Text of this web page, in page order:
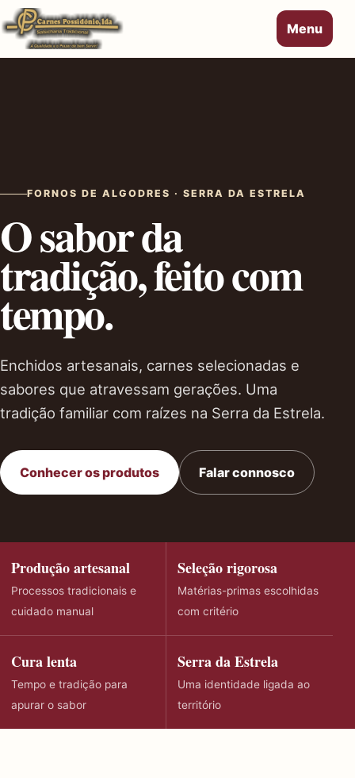
Menu
FORNOS DE ALGODRES · SERRA DA ESTRELA
O sabor da
tradição, feito com
tempo.
Enchidos artesanais, carnes selecionadas e
sabores que atravessam gerações. Uma
tradição familiar com raízes na Serra da Estrela.
Conhecer os produtos Falar connosco
Produção artesanal
Processos tradicionais e
cuidado manual
Seleção rigorosa
Matérias-primas escolhidas
com critério
Cura lenta
Tempo e tradição para
apurar o sabor
Serra da Estrela
Uma identidade ligada ao
território